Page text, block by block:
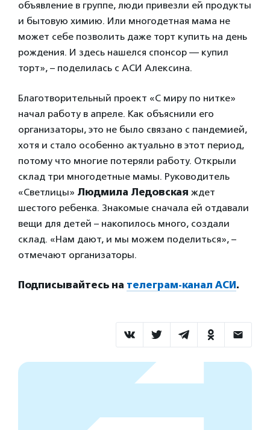
объявление в группе, люди привезли ей продукты
и бытовую химию. Или многодетная мама не
может себе позволить даже торт купить на день
рождения. И здесь нашелся спонсор — купил
торт», – поделилась с АСИ Алексина.
Благотворительный проект «С миру по нитке»
начал работу в апреле. Как объяснили его
организаторы, это не было связано с пандемией,
хотя и стало особенно актуально в этот период,
потому что многие потеряли работу. Открыли
склад три многодетные мамы. Руководитель
«Светлицы» Людмила Ледовская ждет
шестого ребенка. Знакомые сначала ей отдавали
вещи для детей – накопилось много, создали
склад. «Нам дают, и мы можем поделиться», –
отмечают организаторы.
Подписывайтесь на телеграм-канал АСИ.